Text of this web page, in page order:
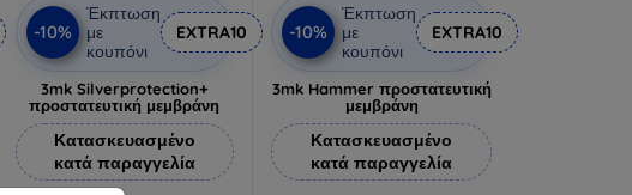
-10%
Έκπτωση
με
κουπόνι
EXTRA10
3mk Silverprotection+
προστατευτική μεμβράνη
Κατασκευασμένο
κατά παραγγελία
-10%
Έκπτωση
με
κουπόνι
EXTRA10
3mk Hammer προστατευτική
μεμβράνη
Κατασκευασμένο
κατά παραγγελία